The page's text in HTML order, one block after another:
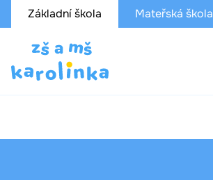
Základní škola Mateřská škola